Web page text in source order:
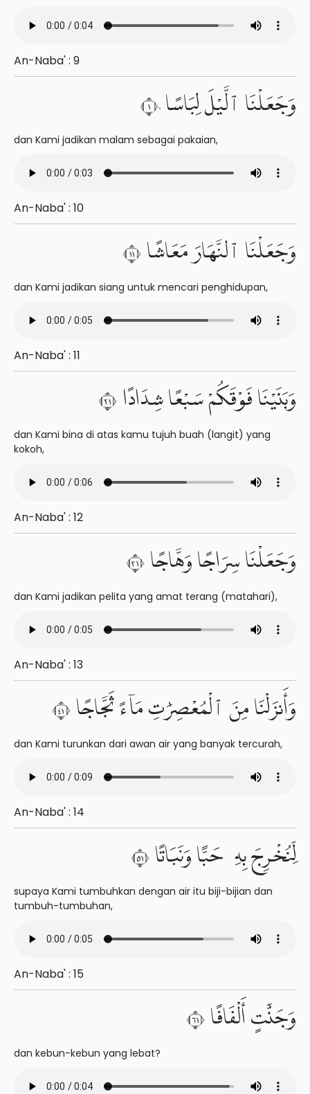
An-Naba' : 9
وَجَعَلْنَا ٱلَّيْلَ لِبَاسًا ١٠
dan Kami jadikan malam sebagai pakaian,
An-Naba' : 10
وَجَعَلْنَا ٱلنَّهَارَ مَعَاشًا ١١
dan Kami jadikan siang untuk mencari penghidupan,
An-Naba' : 11
وَبَنَيْنَا فَوْقَكُمْ سَبْعًا شِدَادًا ١٢
dan Kami bina di atas kamu tujuh buah (langit) yang
kokoh,
An-Naba' : 12
وَجَعَلْنَا سِرَاجًا وَهَّاجًا ١٣
dan Kami jadikan pelita yang amat terang (matahari),
An-Naba' : 13
وَأَنزَلْنَا مِنَ ٱلْمُعْصِرَٰتِ مَآءً ثَجَّاجًا ١٤
dan Kami turunkan dari awan air yang banyak tercurah,
An-Naba' : 14
لِّنُخْرِجَ بِهِۦ حَبًّا وَنَبَاتًا ١٥
supaya Kami tumbuhkan dengan air itu biji-bijian dan
tumbuh-tumbuhan,
An-Naba' : 15
وَجَنَّٰتٍ أَلْفَافًا ١٦
dan kebun-kebun yang lebat?